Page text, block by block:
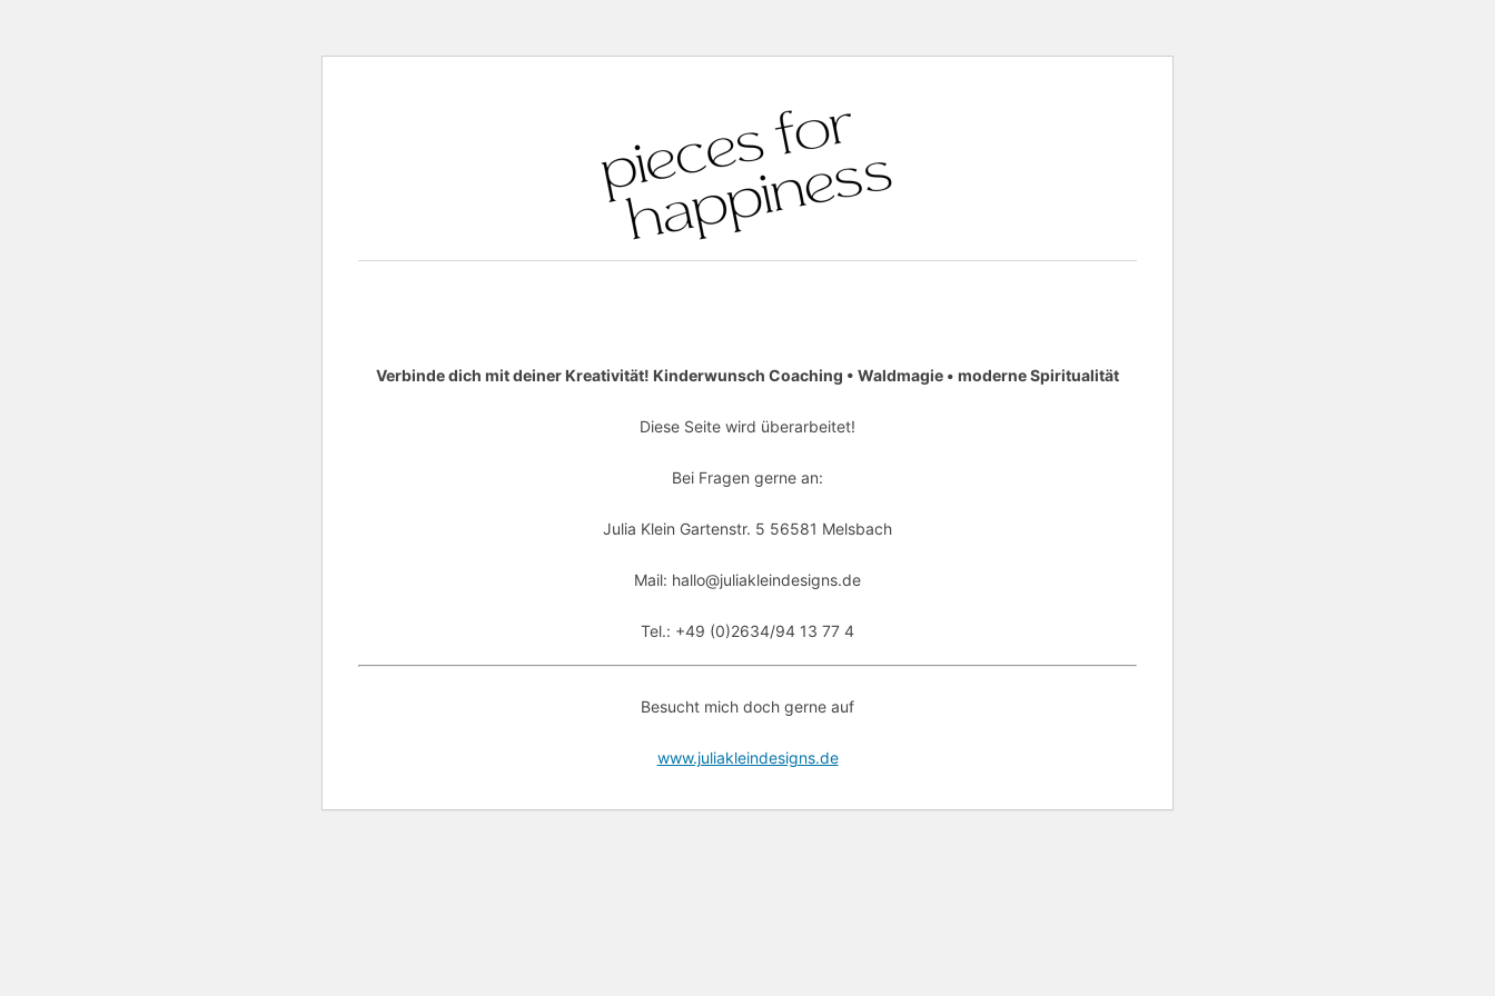
Verbinde dich mit deiner Kreativität! Kinderwunsch Coaching • Waldmagie • moderne Spiritualität
Diese Seite wird überarbeitet!
Bei Fragen gerne an:
Julia Klein Gartenstr. 5 56581 Melsbach
Mail: hallo@juliakleindesigns.de
Tel.: +49 (0)2634/94 13 77 4
Besucht mich doch gerne auf
www.juliakleindesigns.de